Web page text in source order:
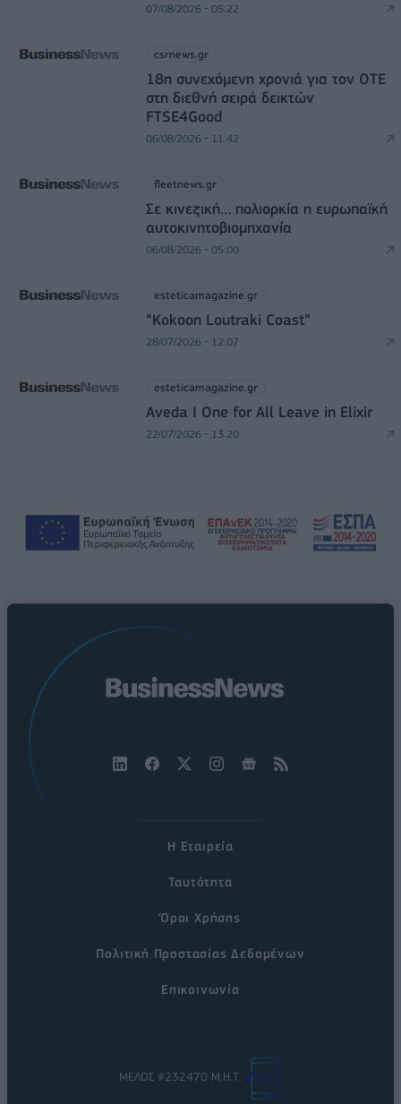
07/08/2026 - 05:22
csrnews.gr
18η συνεχόμενη χρονιά για τον ΟΤΕ
στη διεθνή σειρά δεικτών
FTSE4Good
06/08/2026 - 11:42
fleetnews.gr
Σε κινεζική… πολιορκία η ευρωπαϊκή
αυτοκινητοβιομηχανία
06/08/2026 - 05:00
esteticamagazine.gr
“Kokoon Loutraki Coast”
28/07/2026 - 12:07
esteticamagazine.gr
Aveda I One for All Leave in Elixir
22/07/2026 - 13:20
Η Εταιρεία
Ταυτότητα
Όροι Χρήσης
Πολιτική Προστασίας Δεδομένων
Επικοινωνία
ΜΕΛΟΣ #232470 Μ.Η.Τ.